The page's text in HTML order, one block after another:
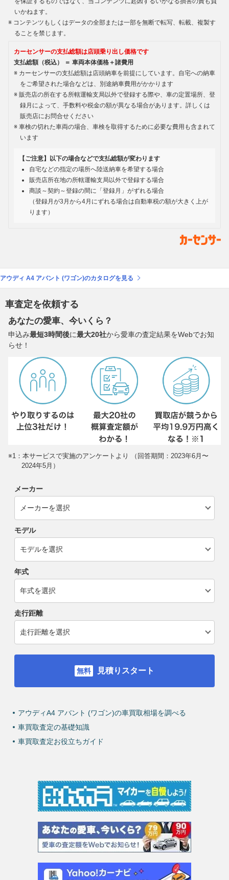
いかねます。
コンテンツもしくはデータの全部または一部を無断で転写、転載、複製す
ることを禁じます。
カーセンサーの支払総額は店頭乗り出し価格です
支払総額（税込） ＝ 車両本体価格＋諸費用
カーセンサーの支払総額は店頭納車を前提にしています。自宅への納車
をご希望された場合などは、別途納車費用がかかります
販売店の所在する所轄運輸支局以外で登録する際や、車の定置場所、登
録月によって、手数料や税金の額が異なる場合があります。詳しくは
販売店にお問合せください
車検の切れた車両の場合、車検を取得するために必要な費用も含まれて
います
【ご注意】以下の場合などで支払総額が変わります
自宅などの指定の場所へ陸送納車を希望する場合
販売店所在地の所轄運輸支局以外で登録する場合
商談～契約～登録の間に「登録月」がずれる場合
（登録月が3月から4月にずれる場合は自動車税の額が大きく上が
ります）
アウディ A4 アバント (ワゴン)のカタログを見る
車査定を依頼する
あなたの愛車、今いくら？
申込み最短3時間後に最大20社から愛車の査定結果をWebでお知
らせ！
※1：本サービスで実施のアンケートより （回答期間：2023年6月〜
2024年5月）
メーカー
モデル
年式
走行距離
見積りスタート
アウディA4 アバント (ワゴン)の車買取相場を調べる
車買取査定の基礎知識
車買取査定お役立ちガイド